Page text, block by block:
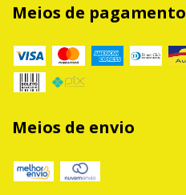
Meios de pagamento
Meios de envio